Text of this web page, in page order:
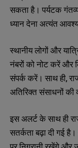
सकता है। पर्यटक
ध्यान देना अत्यंत
स्थानीय लोगों और
नंबरों को नोट करें और
संपर्क करें। साथ ही,
अतिरिक्त संसाधनों की
इस अलर्ट के साथ ही
सतर्कता बढ़ा दी गई है।